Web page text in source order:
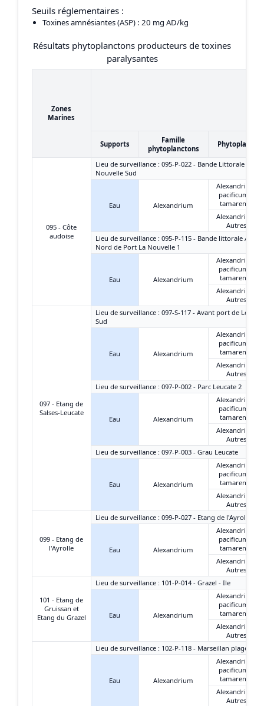
Seuils réglementaires :
Toxines amnésiantes (ASP) : 20 mg AD/kg
Résultats phytoplanctons producteurs de toxines
paralysantes
Zones
Marines
Supports
Famille
phytoplanctons
095 - Côte
audoise
Lieu de surveillance : 095-P-022 - Bande Littorale -
Nouvelle Sud
Eau Alexandrium
Alexandrium
pacificum +
tamarense
Alexandrium
Autres
Lieu de surveillance : 095-P-115 - Bande littorale Aude -
Nord de Port La Nouvelle 1
Eau Alexandrium
Alexandrium
pacificum +
tamarense
Alexandrium
Autres
097 - Etang de
Salses-Leucate
Lieu de surveillance : 097-S-117 - Avant port de
Sud
Eau Alexandrium
Alexandrium
pacificum +
tamarense
Alexandrium
Autres
Lieu de surveillance : 097-P-002 - Parc Leucate 2
Eau Alexandrium
Alexandrium
pacificum +
tamarense
Alexandrium
Autres
Lieu de surveillance : 097-P-003 - Grau Leucate
Eau Alexandrium
Alexandrium
pacificum +
tamarense
Alexandrium
Autres
099 - Etang de
l'Ayrolle
Lieu de surveillance : 099-P-027 - Etang de l'Ayrolle -
Eau Alexandrium
Alexandrium
pacificum +
tamarense
Alexandrium
Autres
101 - Etang de
Gruissan et
Etang du Grazel
Lieu de surveillance : 101-P-014 - Grazel - Ile
Eau Alexandrium
Alexandrium
pacificum +
tamarense
Alexandrium
Autres
Lieu de surveillance : 102-P-118 - Marseillan plage-est
Eau Alexandrium
Alexandrium
pacificum +
tamarense
Alexandrium
Autres